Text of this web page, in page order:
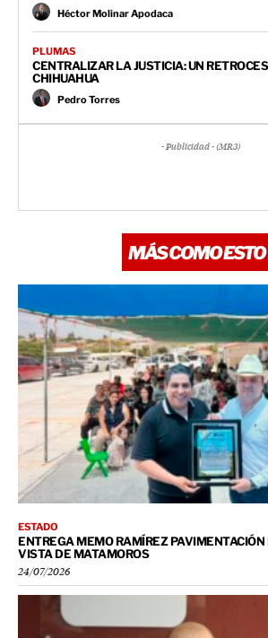
Héctor Molinar Apodaca
PLUMAS
CENTRALIZAR LA JUSTICIA: UN
CHIHUAHUA
Pedro Torres
- Publicidad - (MR3)
MÁS COMO ESTO
ESTADO
ENTREGA MEMO RAMÍREZ PAVIMENTACIÓN
VISTA DE MATAMOROS
24/07/2026